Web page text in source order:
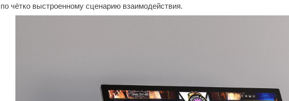
по чётко выстроенному сценарию взаимодействия.